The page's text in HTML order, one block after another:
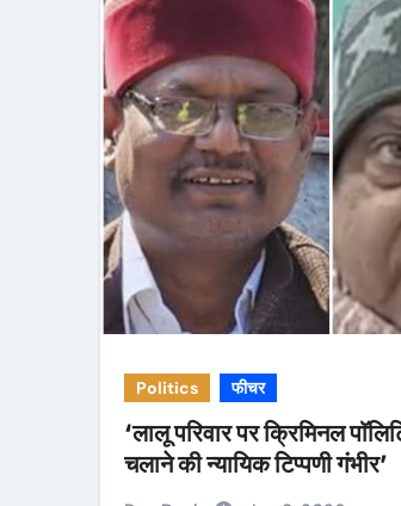
Politics फीचर
‘लालू परिवार पर क्रिमिनल
चलाने की न्यायिक टिप्पणी गंभीर’